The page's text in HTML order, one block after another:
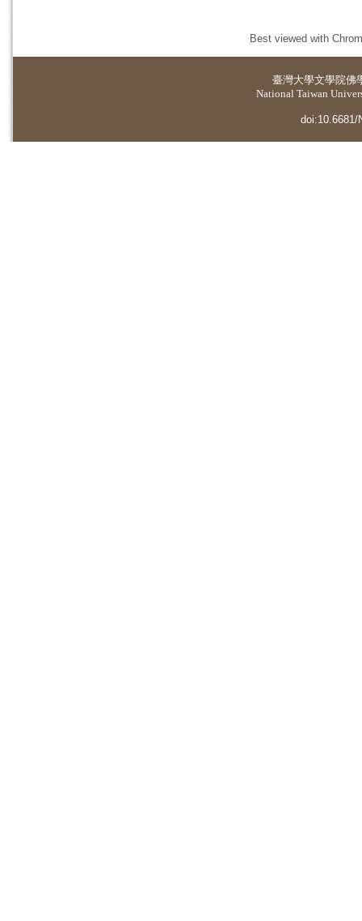
Best viewed with
臺灣大學文學院佛
National Taiwan
doi:10.6681/